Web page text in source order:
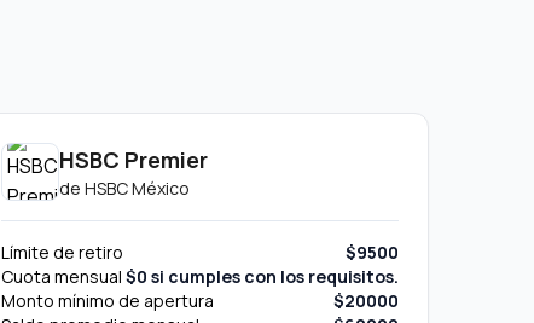
HSBC Premier
de HSBC México
Límite de retiro
$9500
Cuota mensual $0 si cumples con los requisitos.
Monto mínimo de apertura
$20000